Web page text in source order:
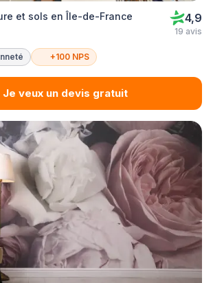
et sols en Île-de-France 4,9
19 avis
+100 NPS
Je veux un devis gratuit